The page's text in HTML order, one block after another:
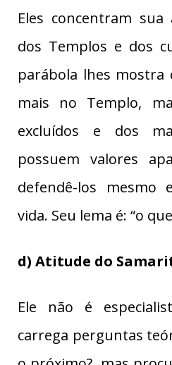
Eles concentram
dos Templos e dos
parábola lhes mostra
mais no Templo,
excluídos e dos
possuem valores
defendê-los mesmo
vida. Seu lema é: “o
d) Atitude do
Ele não é
carrega perguntas